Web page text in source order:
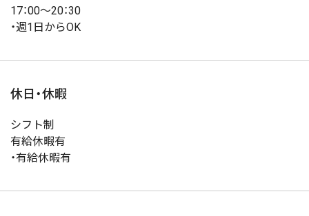
17：00～20：30
・週1日からOK
休日・休暇
シフト制
有給休暇有
・有給休暇有